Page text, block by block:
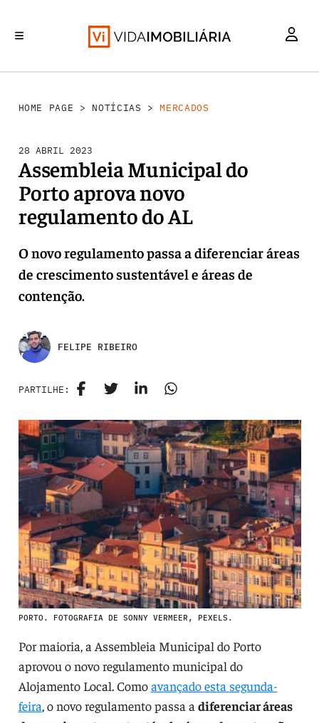
HOME PAGE > NOTÍCIAS >MERCADOS
28 ABRIL 2023
Assembleia Municipal do
Porto aprova novo
regulamento do AL
O novo regulamento passa a diferenciar áreas
de crescimento sustentável e áreas de
contenção.
FELIPE RIBEIRO
PARTILHE:
PORTO. FOTOGRAFIA DE SONNY VERMEER, PEXELS.
Por maioria, a Assembleia Municipal do Porto
aprovou o novo regulamento municipal do
Alojamento Local. Comoavançado esta segunda-
feira, o novo regulamento passa a diferenciar áreas